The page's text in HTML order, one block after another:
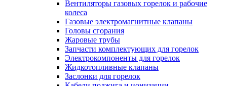
Вентиляторы газовых горелок и рабочие
колеса
Газовые электромагнитные клапаны
Головы сгорания
Жаровые трубы
Запчасти комплектующих для горелок
Электрокомпоненты для горелок
Жидкотопливные клапаны
Заслонки для горелок